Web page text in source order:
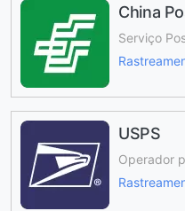
China
Serviço
USPS
Operador